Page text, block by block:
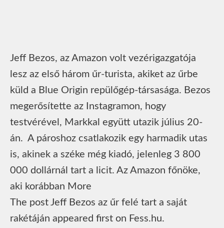
Jeff Bezos, az Amazon volt vezérigazgatója
lesz az első három űr-turista, akiket az űrbe
küld a Blue Origin repülőgép-társasága. Bezos
megerősítette az Instagramon, hogy
testvérével, Markkal együtt utazik július 20-
án. A pároshoz csatlakozik egy harmadik utas
is, akinek a széke még kiadó, jelenleg 3 800
000 dollárnál tart a licit. Az Amazon főnöke,
aki korábban More
The post Jeff Bezos az űr felé tart a saját
rakétáján appeared first on Fess.hu.